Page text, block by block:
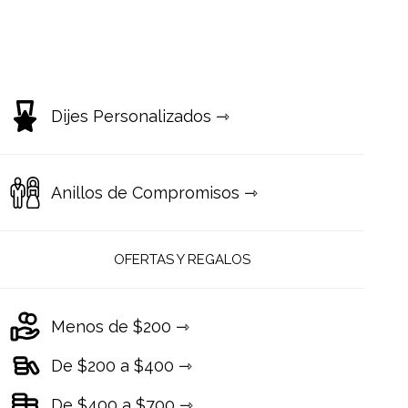
Dijes Personalizados ⇾
Anillos de Compromisos ⇾
OFERTAS Y REGALOS
Menos de $200 ⇾
De $200 a $400 ⇾